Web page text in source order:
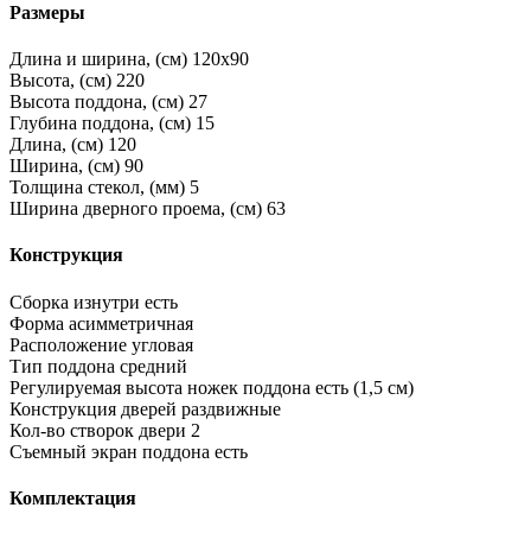
Размеры
Длина и ширина, (см) 120x90
Высота, (см) 220
Высота поддона, (см) 27
Глубина поддона, (см) 15
Длина, (см) 120
Ширина, (см) 90
Толщина стекол, (мм) 5
Ширина дверного проема, (см) 63
Конструкция
Сборка изнутри есть
Форма асимметричная
Расположение угловая
Тип поддона средний
Регулируемая высота ножек поддона есть (1,5 см)
Конструкция дверей раздвижные
Кол-во створок двери 2
Съемный экран поддона есть
Комплектация